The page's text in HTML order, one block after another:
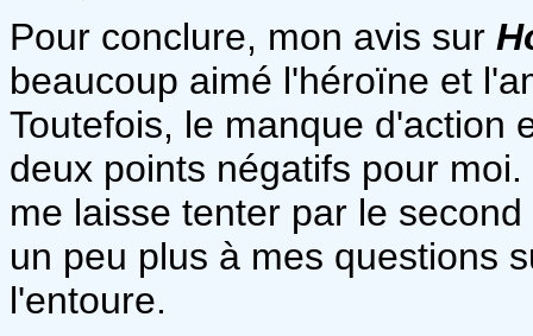
Pour conclure, mon avis sur
beaucoup aimé l'héroïne et
Toutefois, le manque d'action
deux points négatifs pour
me laisse tenter par le
un peu plus à mes questions
l'entoure.